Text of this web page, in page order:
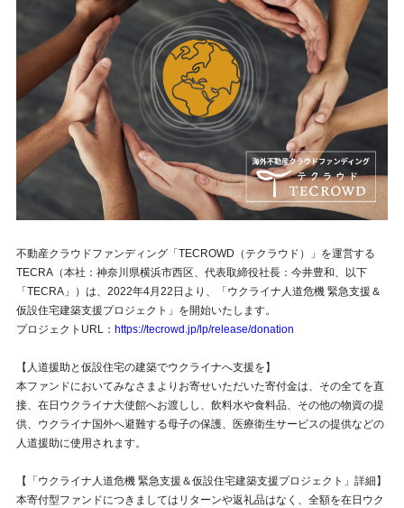
不動産クラウドファンディング「TECROWD（テクラウド）」を運営する
TECRA（本社：神奈川県横浜市西区、代表取締役社長：今井豊和、以下
「TECRA」）は、2022年4月22日より、「ウクライナ⼈道危機 緊急⽀援＆
仮設住宅建築⽀援プロジェクト」を開始いたします。
プロジェクトURL： https://tecrowd.jp/lp/release/donation
【人道援助と仮設住宅の建築でウクライナへ支援を】
本ファンドにおいてみなさまよりお寄せいただいた寄付⾦は、その全てを直
接、在⽇ウクライナ⼤使館へお渡しし、飲料⽔や⾷料品、その他の物資の提
供、ウクライナ国外へ避難する⺟⼦の保護、医療衛⽣サービスの提供などの
⼈道援助に使⽤されます。
【「ウクライナ⼈道危機 緊急⽀援＆仮設住宅建築⽀援プロジェクト」詳細】
本寄付型ファンドにつきましてはリターンや返礼品はなく、全額を在⽇ウク